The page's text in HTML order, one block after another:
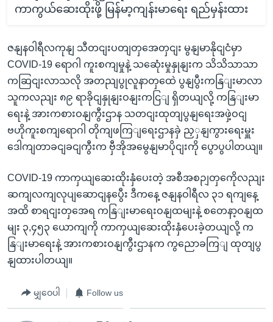
ကာကွယ်ဆေးထိုးဖို့ မြန်မာ့ကျန်းမာရေး ရည်မှန်းထား
ဇနျနဝါရီလကုနျ သီတငျးပတျတှအေတှငျး မွနျမာနိုငျငံမှာ
COVID-19 ရောဂါ ကူးစကျမှုနဲ့ သဆေုံးမှုနှုနျးက သိသိသာသာ
ကဆြငျးလာသလို အတညျပွုလူနာတှထေဲ ပွနျပွီးကနြျးမာလာ
သူကလညျး ၈၉ ရာခိုငျနှုနျးဝနျးကငြျ ရှိတယျလို့ ကနြျးမာ
ရေးနဲ့ အားကစားဝနျကွီးဌာန သတငျးထုတျပွနျရေးအဖှဲ့ဝငျ
ဗဟိုကူးစကျရောဂါ တိုကျဖကြျရေးဌာနခှဲ ညှှနျကွားရေးမှူး
ဒေါကျတာခငျခငျကွီးက ဗှီအိုအမွေနျမာပိုငျးကို ပွောပွပါတယျ။
COVID-19 ကာကှယျဆေးထိုးနှံပေးတဲ့ အစီအစဉျတှကေိုလညျး
ဆကျလကျလုပျဆောငျနပွေီး ဒီကနေ့ ဇနျနဝါရီလ ၃၁ ရကျနေ့
အထိ စာရငျးတှအေရ ကနြျးမာရေးဝနျထမျးနဲ့ စတေနာ့ဝနျထ
မျး ၃,၄၅၃ ယောကျကို ကာကှယျဆေးထိုးနှံပေးခဲ့တယျလို့ က
နြျးမာရေးနဲ့ အားကစားဝနျကွီးဌာနက ကွညောခကြျ ထုတျပွ
နျထားပါတယျ။
မျှဝေပါ Follow us